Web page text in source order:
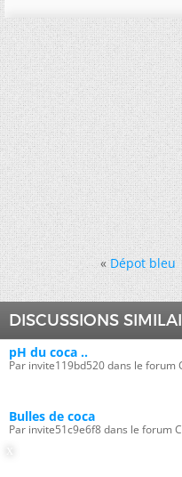
« Dépot bleu
DISCUSSIONS
pH du coca ..
Par invite119bd520 dans le forum
Bulles de coca
Par invite51c9e6f8 dans le forum